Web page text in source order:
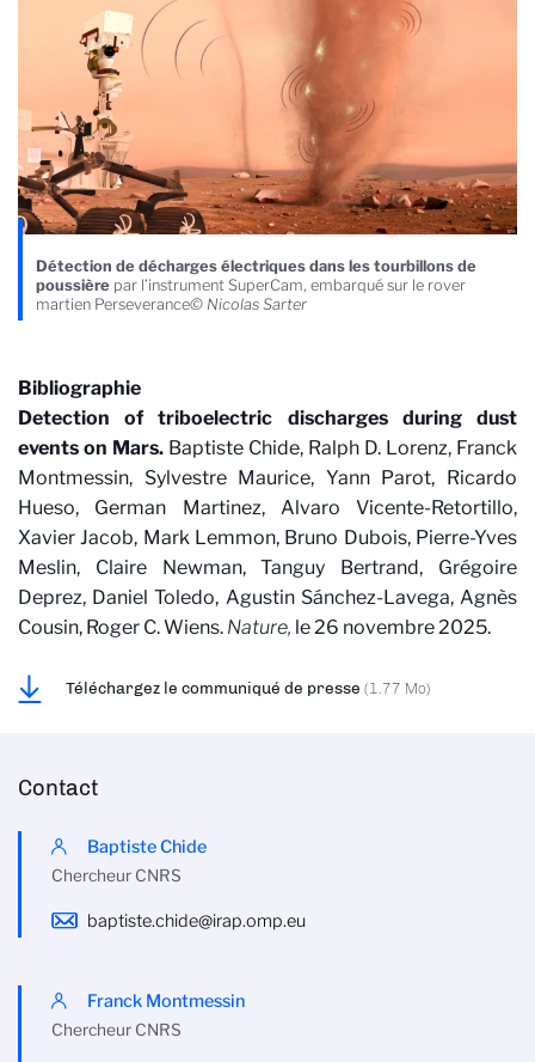
Détection de décharges électriques dans les tourbillons de
poussière par l’instrument SuperCam, embarqué sur le rover
martien Perseverance© Nicolas Sarter
Bibliographie
Detection of triboelectric discharges during dust
events on Mars. Baptiste Chide, Ralph D. Lorenz, Franck
Montmessin, Sylvestre Maurice, Yann Parot, Ricardo
Hueso, German Martinez, Alvaro Vicente-Retortillo,
Xavier Jacob, Mark Lemmon, Bruno Dubois, Pierre-Yves
Meslin, Claire Newman, Tanguy Bertrand, Grégoire
Deprez, Daniel Toledo, Agustin Sánchez-Lavega, Agnès
Cousin, Roger C. Wiens. Nature, le 26 novembre 2025.
Téléchargez le communiqué de presse (1.77 Mo)
Contact
Baptiste Chide
Chercheur CNRS
baptiste.chide@irap.omp.eu
Franck Montmessin
Chercheur CNRS